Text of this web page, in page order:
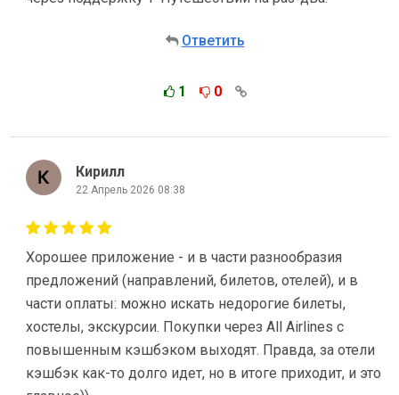
Ответить
1 0
Кирилл
22 Апрель 2026 08:38
Хорошее приложение - и в части разнообразия
предложений (направлений, билетов, отелей), и в
части оплаты: можно искать недорогие билеты,
хостелы, экскурсии. Покупки через All Airlines с
повышенным кэшбэком выходят. Правда, за отели
кэшбэк как-то долго идет, но в итоге приходит, и это